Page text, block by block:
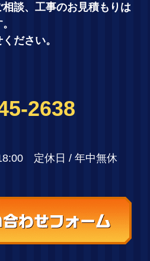
談、工事のお見積もりは
ださい。
2638
定休日 / 年中無休